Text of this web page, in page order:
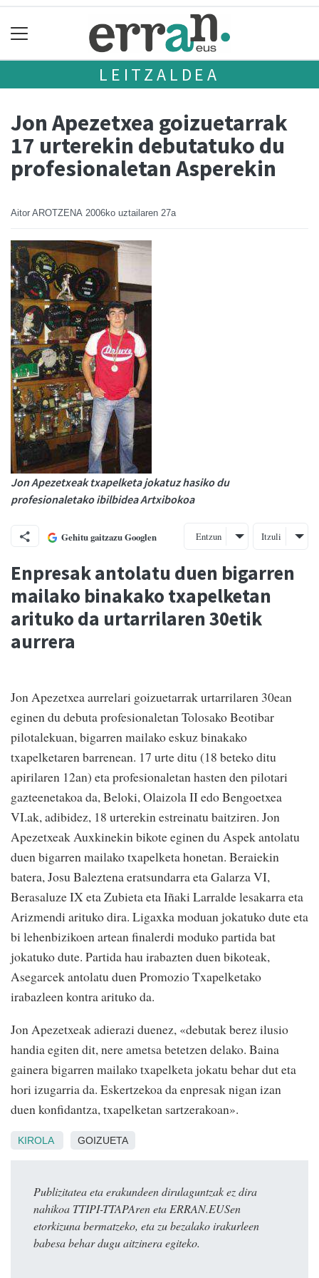
LEITZALDEA
Jon Apezetxea goizuetarrak
17 urterekin debutatuko du
profesionaletan Asperekin
Aitor AROTZENA 2006ko uztailaren 27a
Jon Apezetxeak txapelketa jokatuz hasiko du
profesionaletako ibilbidea Artxibokoa
Gehitu gaitzazu Googlen Entzun Itzuli
Enpresak antolatu duen bigarren
mailako binakako txapelketan
arituko da urtarrilaren 30etik
aurrera
Jon Apezetxea aurrelari goizuetarrak urtarrilaren 30ean
eginen du debuta profesionaletan Tolosako Beotibar
pilotalekuan, bigarren mailako eskuz binakako
txapelketaren barrenean. 17 urte ditu (18 beteko ditu
apirilaren 12an) eta profesionaletan hasten den pilotari
gazteenetakoa da, Beloki, Olaizola II edo Bengoetxea
VI.ak, adibidez, 18 urterekin estreinatu baitziren. Jon
Apezetxeak Auxkinekin bikote eginen du Aspek antolatu
duen bigarren mailako txapelketa honetan. Beraiekin
batera, Josu Baleztena eratsundarra eta Galarza VI,
Berasaluze IX eta Zubieta eta Iñaki Larralde lesakarra eta
Arizmendi arituko dira. Ligaxka moduan jokatuko dute eta
bi lehenbizikoen artean finalerdi moduko partida bat
jokatuko dute. Partida hau irabazten duen bikoteak,
Asegarcek antolatu duen Promozio Txapelketako
irabazleen kontra arituko da.
Jon Apezetxeak adierazi duenez, «debutak berez ilusio
handia egiten dit, nere ametsa betetzen delako. Baina
gainera bigarren mailako txapelketa jokatu behar dut eta
hori izugarria da. Eskertzekoa da enpresak nigan izan
duen konfidantza, txapelketan sartzerakoan».
KIROLA GOIZUETA
Publizitatea eta erakundeen dirulaguntzak ez dira
nahikoa TTIPI-TTAPAren eta ERRAN.EUSen
etorkizuna bermatzeko, eta zu bezalako irakurleen
babesa behar dugu aitzinera egiteko.